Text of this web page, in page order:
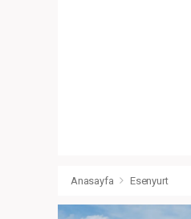
Anasayfa Esenyurt